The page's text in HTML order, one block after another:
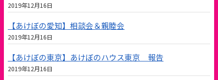
2019年12月16日
【あけぼの愛知】相談会＆親睦会
2019年12月16日
【あけぼの東京】あけぼのハウス東京 報告
2019年12月16日